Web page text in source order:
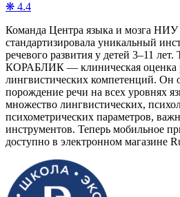
❋ 4.4
Команда Центра языка и мозга
стандартизировала уникальный
речевого развития у детей 3–11
КОРАБЛИК — клиническая оценка
лингвистических компетенций. Он
порождение речи на всех уровнях
множество лингвистических,
психометрических параметров,
инструментов. Теперь мобильное
доступно в электронном магазине